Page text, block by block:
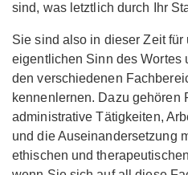
sind, was letztlich durch Ihr
Sie sind also in dieser Zeit für
eigentlichen Sinn des Wortes
den verschiedenen
kennenlernen. Dazu gehören
administrative Tätigkeiten,
und die Auseinandersetzung
ethischen und